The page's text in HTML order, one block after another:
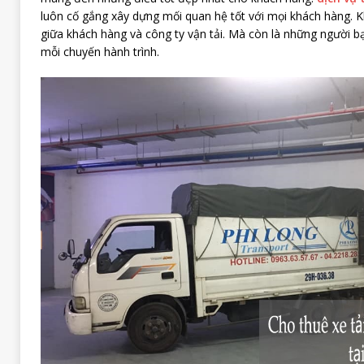
luôn cố gắng xây dựng mối quan hệ tốt với mọi khách hàng.
giữa khách hàng và công ty vận tải. Mà còn là những người
mỗi chuyến hành trình.